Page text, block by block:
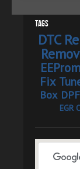
Tags
DTC
Fix
Box
EGR